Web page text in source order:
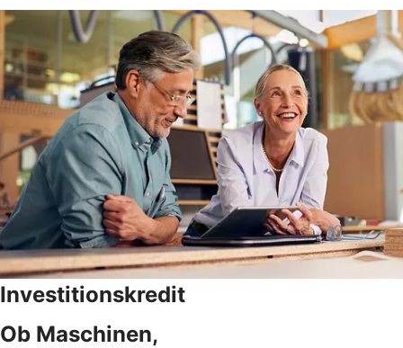
Investitionskredit
Ob Maschinen,